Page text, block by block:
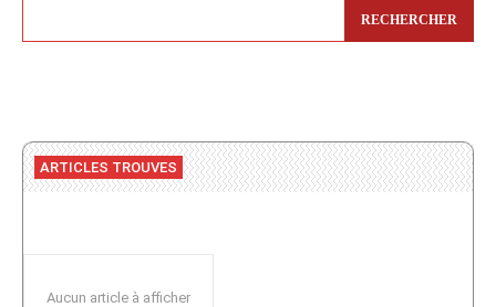
RECHERCHER
ARTICLES TROUVES
Aucun article à afficher